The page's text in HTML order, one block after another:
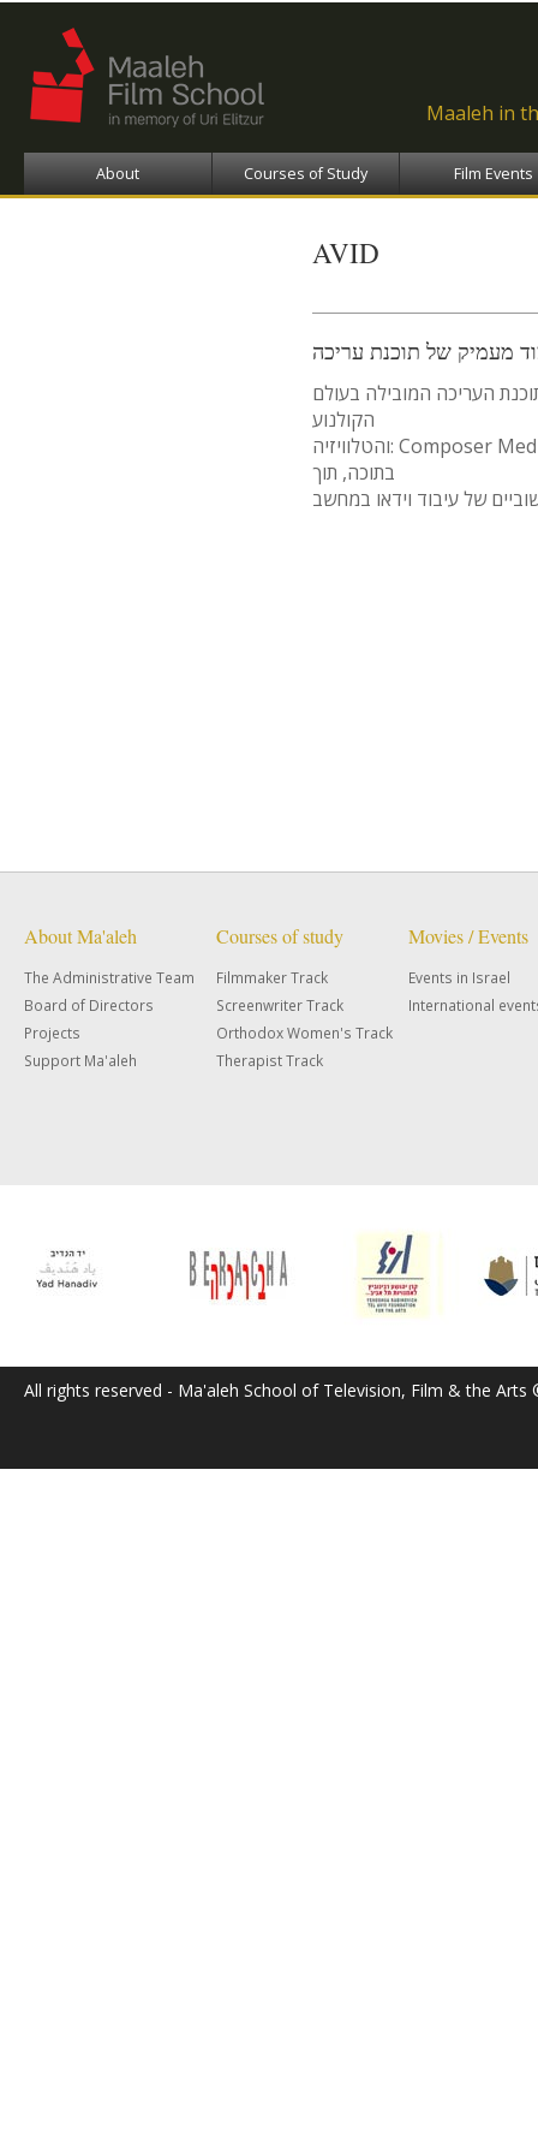
Maaleh in
About Courses of Study Film Events
AVID
מעמיק של תוכנת עריכה
העריכה המובילה בעולם
הקולנוע
והטלוויזיה: Composer Media Avid ונכיר את מרבית הכלים הטמונים
בתוכה, תוך
About Ma'aleh
The Administrative Team
Board of Directors
Projects
Support Ma'aleh
Courses of study
Filmmaker Track
Screenwriter Track
Orthodox Women's Track
Therapist Track
Movies / Events
Events in Israel
International
All rights reserved - Ma'aleh School of Television, Film & the